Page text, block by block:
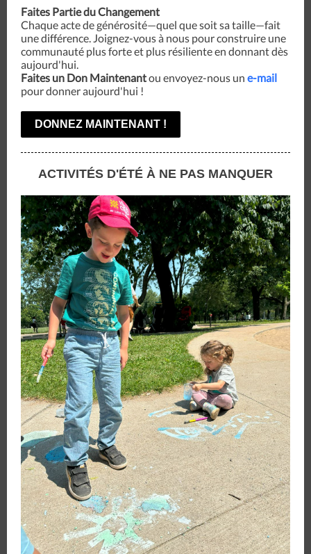
Faites Partie du Changement
Chaque acte de générosité—quel que soit sa taille—fait
une différence. Joignez-vous à nous pour construire une
communauté plus forte et plus résiliente en donnant dès
aujourd'hui.
Faites un Don Maintenantou envoyez-nous un e-mail
pour donner aujourd'hui !
DONNEZ MAINTENANT !
ACTIVITÉS D'ÉTÉ À NE PAS MANQUER